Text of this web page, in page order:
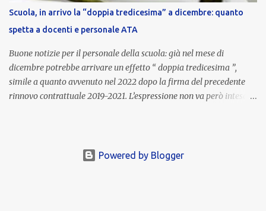
completato la procedura di valutazione e trasmesso i dati a NoiPA,
che ha poi disposto la liquidazione automatica in busta paga . Gli
importi e le trattenute L’importo medio lordo riconosciuto è di 6....
Scuola, in arrivo la “doppia tredicesima” a dicembre: quanto
spetta a docenti e personale ATA
Buone notizie per il personale della scuola: già nel mese di
dicembre potrebbe arrivare un effetto “ doppia tredicesima ”,
simile a quanto avvenuto nel 2022 dopo la firma del precedente
rinnovo contrattuale 2019-2021. L’espressione non va però intesa in
un’integrazione straordinaria che, pur non raggiungendo l’importo
Powered by Blogger